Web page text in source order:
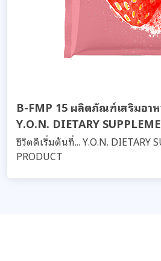
B-FMP 15 ผลิตภัณฑ์เสริมอาห
Y.O.N. DIETARY
ชีวิตดีเริ่มต้นที่... Y.O.N. DIETARY
PRODUCT